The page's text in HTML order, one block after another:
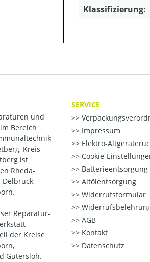
Klassifizierung:
und
Bereich
Kreis
ist
Rheda-
Delbrück,
Reparatur-
der Kreise
Gütersloh.
SERVICE
Impressum
Elektro-
Cookie-
Batterieentsorgung
Altölentsorgung
Widerrufsformular
AGB
Kontakt
Datenschutz